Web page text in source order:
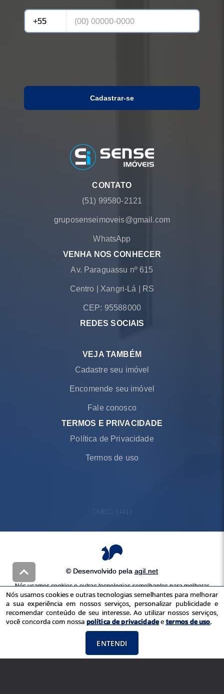
Cadastrar-se
CONTATO
(51) 99580-2121
gruposenseimoveis@gmail.com
WhatsApp
VENHA NOS CONHECER
Av. Paraguassu nº 615
Centro Xangri-Lá RS
CEP: 95588000
REDES SOCIAIS
VEJA TAMBÉM
Cadastre seu imóvel
Encomende seu imóvel
Fale conosco
TERMOS E PRIVACIDADE
Política de Privacidade
Termos de uso
CRECI 26441J
© Desenvolvido pela agil.net
Nós usamos cookies e outras tecnologias semelhantes para melhorar
a sua experiência em nossos serviços, personalizar publicidade e
recomendar conteúdo de seu interesse. Ao utilizar nossos serviços,
você concorda com nossapolítica de privacidadeetermos de uso
Nós usamos cookies e outras tecnologias semelhantes para melhorar
a sua experiência em nossos serviços, personalizar publicidade e
recomendar conteúdo de seu interesse. Ao utilizar nossos serviços,
você concorda com nossa política de privacidadeetermos de uso.
ENTENDI